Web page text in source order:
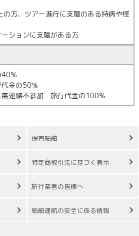
の方、ツアー進行に支障のある持病や怪
ションに支障がある方
％
金の50％
無連絡不参加 旅行代金の100％
保有船舶
特定商取引法に基づく表示
旅行業者の皆様へ
船舶運航の安全に係る情報